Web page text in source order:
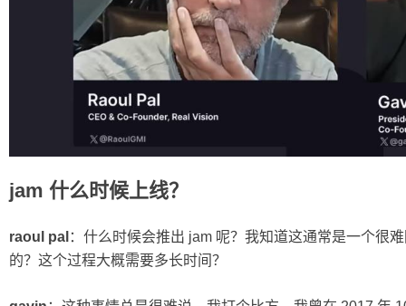
jam 什么时候上线？
raoul pal ：什么时候会推出 jam 呢？我知道这通常是一个很
的？这个过程大概需要多长时间？